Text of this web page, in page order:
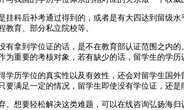
挂科后补考通过得到的，或者是有大四达到留级
育、部分私立院校等。
有拿到学位证的话，是不在教育部认证范围之内
重要的考核对象，若有缺少的话，留学生的学历
学历学位的真实性以及有效性，还会对留学生国
满足一定的情况，留学生即使没有学位证，还是
想要轻松解决这类难题，可以在线咨询弘扬海归